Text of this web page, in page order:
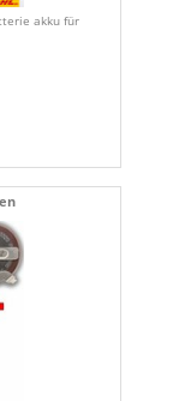
akku für